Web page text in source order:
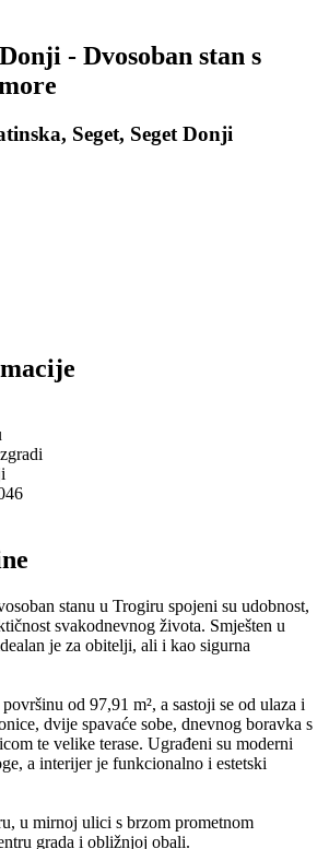
- Dvosoban stan s
Seget, Seget Donji
stanu u Trogiru spojeni su udobnost,
svakodnevnog života. Smješten u
je za obitelji, ali i kao sigurna
od 97,91 m², a sastoji se od ulaza i
dvije spavaće sobe, dnevnog boravka s
te velike terase. Ugrađeni su moderni
a interijer je funkcionalno i estetski
u mirnoj ulici s brzom prometnom
grada i obližnjoj obali.